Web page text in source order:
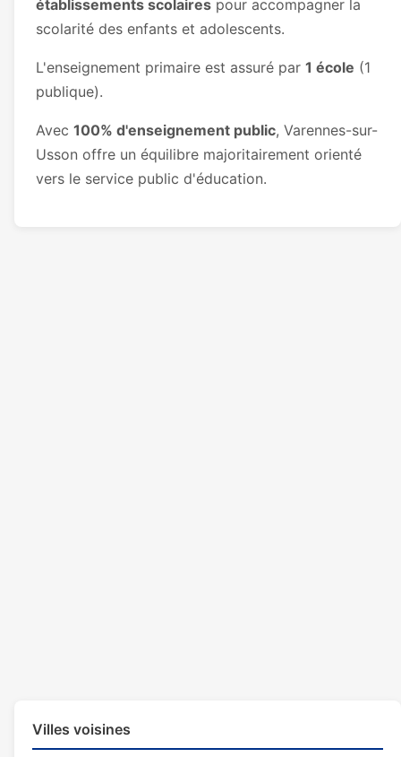
établissements scolaires pour accompagner la
scolarité des enfants et adolescents.
L'enseignement primaire est assuré par 1 école (1
publique).
Avec 100% d'enseignement public, Varennes-sur-
Usson offre un équilibre majoritairement orienté
vers le service public d'éducation.
Villes voisines